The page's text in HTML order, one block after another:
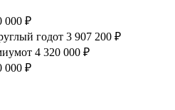
000 ₽
годот 3 907 200 ₽
от 4 320 000 ₽
000 ₽